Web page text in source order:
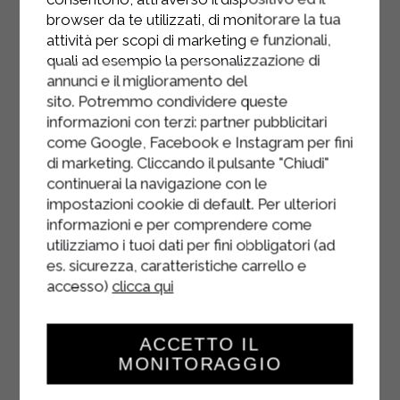
browser da te utilizzati, di monitorare la tua
attività per scopi di marketing e funzionali,
quali ad esempio la personalizzazione di
annunci e il miglioramento del
sito. Potremmo condividere queste
informazioni con terzi: partner pubblicitari
come Google, Facebook e Instagram per fini
di marketing. Cliccando il pulsante "Chiudi"
continuerai la navigazione con le
impostazioni cookie di default. Per ulteriori
informazioni e per comprendere come
utilizziamo i tuoi dati per fini obbligatori (ad
es. sicurezza, caratteristiche carrello e
accesso) clicca qui
ACCETTO IL
MONITORAGGIO